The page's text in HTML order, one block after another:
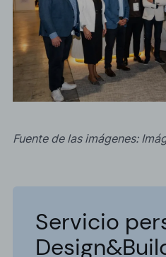
Fuente de las imágenes:
Servicio